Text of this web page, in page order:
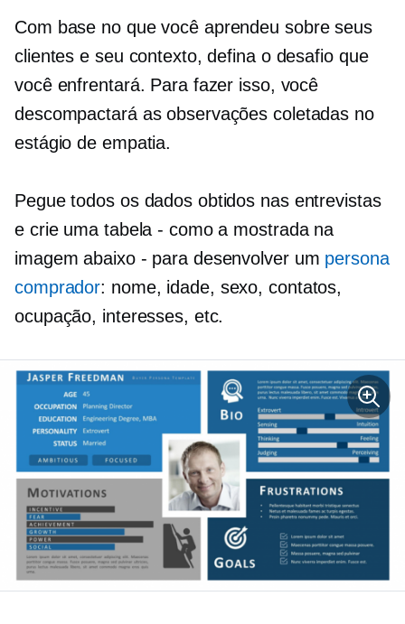
Com base no que você aprendeu sobre seus
clientes e seu contexto, defina o desafio que
você enfrentará. Para fazer isso, você
descompactará as observações coletadas no
estágio de empatia.
Pegue todos os dados obtidos nas entrevistas
e crie uma tabela - como a mostrada na
imagem abaixo - para desenvolver um persona
comprador: nome, idade, sexo, contatos,
ocupação, interesses, etc.